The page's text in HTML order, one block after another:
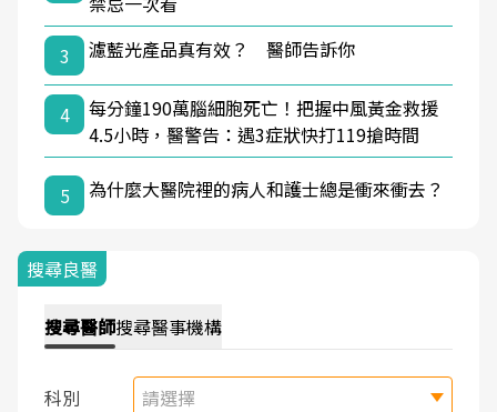
3
濾藍光產品真有效？ 醫師告訴你
4
每分鐘190萬腦細胞死亡！把握中風黃金救援
4.5小時，醫警告：遇3症狀快打119搶時間
5 為什麼大醫院裡的病人和護士總是衝來衝去？
搜尋良醫
搜尋醫師搜尋醫事機構
科別 請選擇